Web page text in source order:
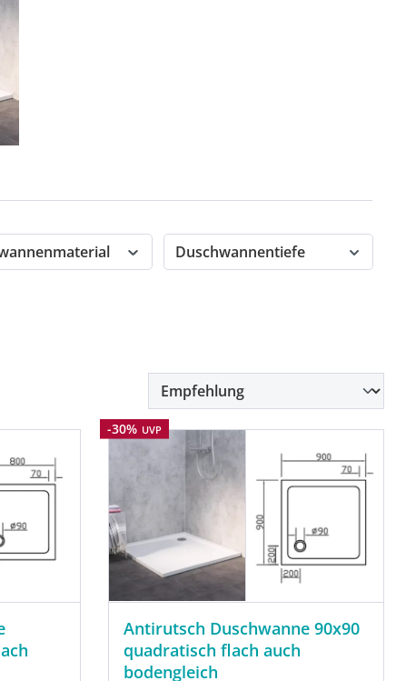
Duschwannentiefe
Rabatt
-30% UVP
Antirutsch Duschwanne 90x90
quadratisch flach auch
bodengleich